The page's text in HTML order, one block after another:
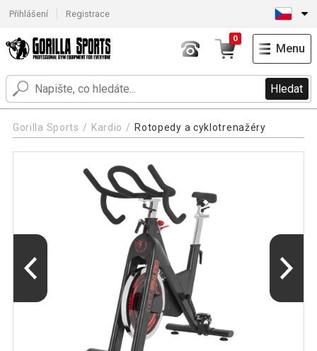
Přihlášení Registrace
Hledat
0
Menu
Gorilla Sports Kardio Rotopedy a cyklotrenažéry